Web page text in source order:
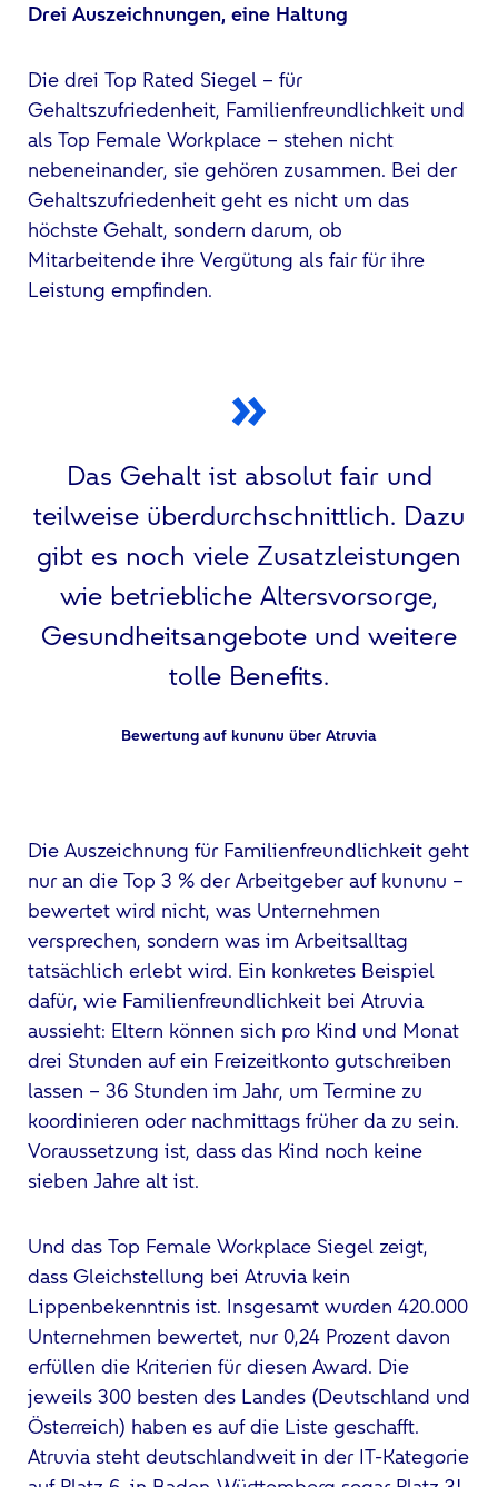
Drei Auszeichnungen, eine Haltung
Die drei Top Rated Siegel – für
Gehaltszufriedenheit, Familienfreundlichkeit und
als Top Female Workplace – stehen nicht
nebeneinander, sie gehören zusammen. Bei der
Gehaltszufriedenheit geht es nicht um das
höchste Gehalt, sondern darum, ob
Mitarbeitende ihre Vergütung als fair für ihre
Leistung empfinden.
Das Gehalt ist absolut fair und
teilweise überdurchschnittlich. Dazu
gibt es noch viele Zusatzleistungen
wie betriebliche Altersvorsorge,
Gesundheitsangebote und weitere
tolle Benefits.
Bewertung auf kununu über Atruvia
Die Auszeichnung für Familienfreundlichkeit geht
nur an die Top 3 % der Arbeitgeber auf kununu –
bewertet wird nicht, was Unternehmen
versprechen, sondern was im Arbeitsalltag
tatsächlich erlebt wird. Ein konkretes Beispiel
dafür, wie Familienfreundlichkeit bei Atruvia
aussieht: Eltern können sich pro Kind und Monat
drei Stunden auf ein Freizeitkonto gutschreiben
lassen – 36 Stunden im Jahr, um Termine zu
koordinieren oder nachmittags früher da zu sein.
Voraussetzung ist, dass das Kind noch keine
sieben Jahre alt ist.
Und das Top Female Workplace Siegel zeigt,
dass Gleichstellung bei Atruvia kein
Lippenbekenntnis ist. Insgesamt wurden 420.000
Unternehmen bewertet, nur 0,24 Prozent davon
erfüllen die Kriterien für diesen Award. Die
jeweils 300 besten des Landes (Deutschland und
Österreich) haben es auf die Liste geschafft.
Atruvia steht deutschlandweit in der IT-Kategorie